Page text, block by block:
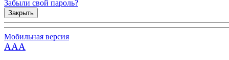
Забыли свой пароль?
Закрыть
Мобильная версия
AAA